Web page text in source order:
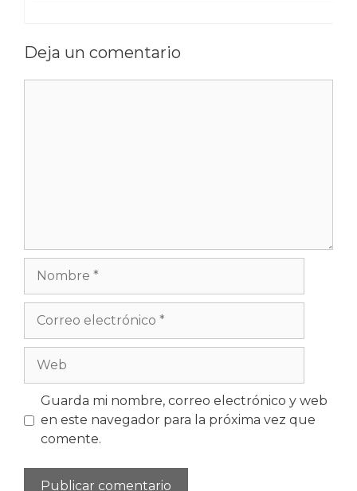
Deja un comentario
Nombre
Guarda mi nombre, correo electrónico y web
en este navegador para la próxima vez que
comente.